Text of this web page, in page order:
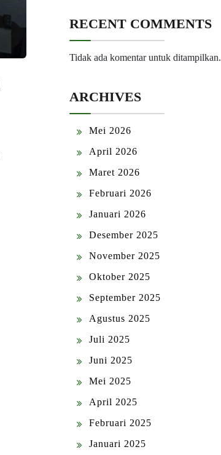
RECENT COMMENTS
Tidak ada komentar untuk ditampilkan.
ARCHIVES
Mei 2026
April 2026
Maret 2026
Februari 2026
Januari 2026
Desember 2025
November 2025
Oktober 2025
September 2025
Agustus 2025
Juli 2025
Juni 2025
Mei 2025
April 2025
Februari 2025
Januari 2025